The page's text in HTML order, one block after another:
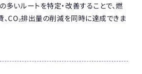
多いルートを特定・改善することで、燃
、CO₂排出量の削減を同時に達成できま